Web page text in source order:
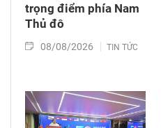
trọng điểm phía Nam
Thủ đô
08/08/2026 TIN TỨC